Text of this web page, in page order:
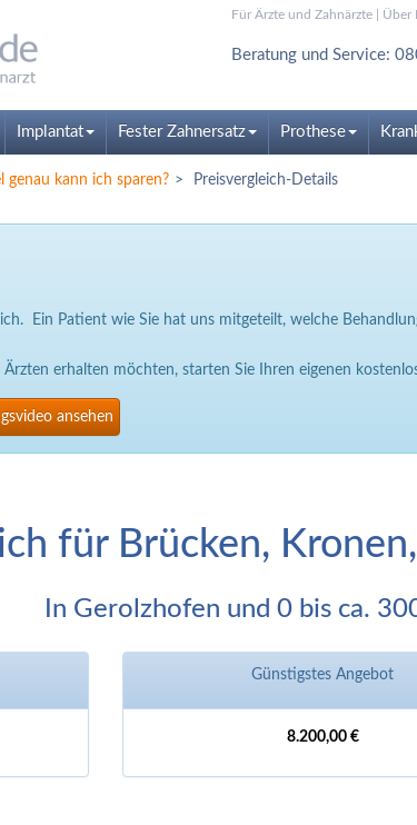
Für Ärzte und Zahnärzte| Über
Beratung und Service:
Implantat Fester Zahnersatz Prothese
genau kann ich sparen? Preisvergleich-Details
Ein Patient wie Sie hat uns mitgeteilt, welche
erhalten möchten, starten Sie Ihren eigenen
ansehen
für Brücken,
In Gerolzhofen und 0 bis ca.
Günstigstes Angebot
8.200,00 €